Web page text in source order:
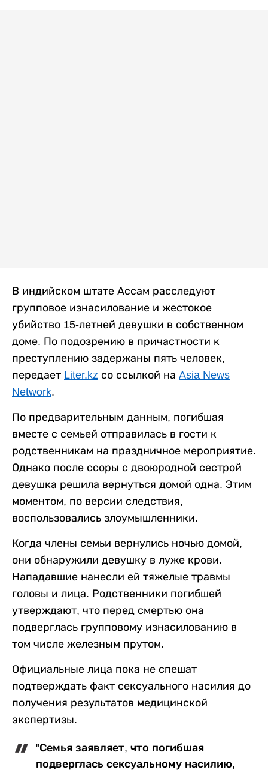
В индийском штате Ассам расследуют
групповое изнасилование и жестокое
убийство 15-летней девушки в собственном
доме. По подозрению в причастности к
преступлению задержаны пять человек,
передает Liter.kz со ссылкой на Asia News
Network.
По предварительным данным, погибшая
вместе с семьей отправилась в гости к
родственникам на праздничное мероприятие.
Однако после ссоры с двоюродной сестрой
девушка решила вернуться домой одна. Этим
моментом, по версии следствия,
воспользовались злоумышленники.
Когда члены семьи вернулись ночью домой,
они обнаружили девушку в луже крови.
Нападавшие нанесли ей тяжелые травмы
головы и лица. Родственники погибшей
утверждают, что перед смертью она
подверглась групповому изнасилованию в
том числе железным прутом.
Официальные лица пока не спешат
подтверждать факт сексуального насилия до
получения результатов медицинской
экспертизы.
"Семья заявляет, что погибшая
подверглась сексуальному насилию,